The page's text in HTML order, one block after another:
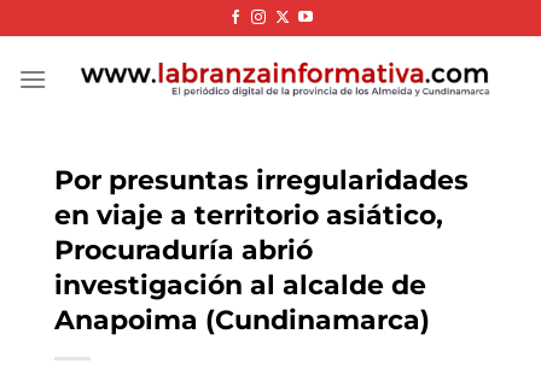
to
content
Por presuntas irregularidades
en viaje a territorio asiático,
Procuraduría abrió
investigación al alcalde de
Anapoima (Cundinamarca)